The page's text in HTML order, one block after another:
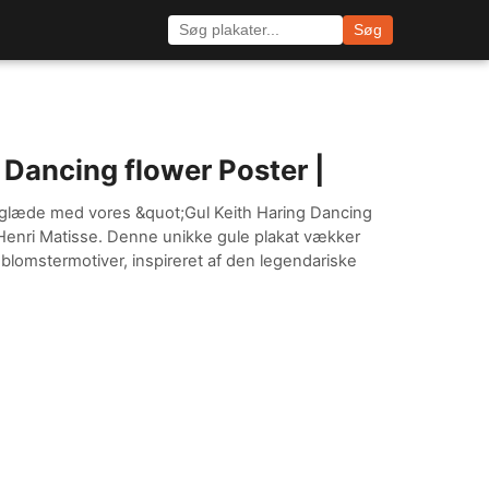
Søg
flower Poster |
med vores &quot;Gul Keith Haring Dancing
Matisse. Denne unikke gule plakat vækker
inspireret af den legendariske